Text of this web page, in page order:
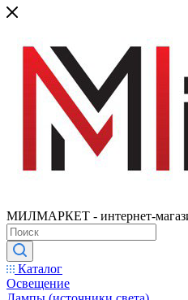
МИЛМАРКЕТ - интернет-
Каталог
Освещение